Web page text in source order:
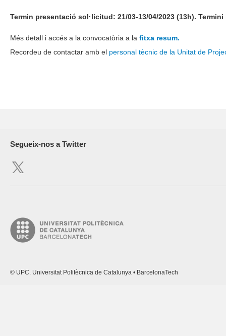
Termin presentació sol·licitud: 21/03-13/04/2023 (13h).
Més detall i accés a la convocatòria a la fitxa resum.
Recordeu de contactar amb el personal tècnic de la Unitat de
Segueix-nos a Twitter
© UPC. Universitat Politècnica de Catalunya • BarcelonaTech